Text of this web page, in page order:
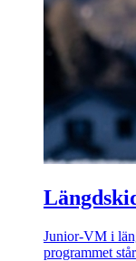
Junior-VM i
programmet